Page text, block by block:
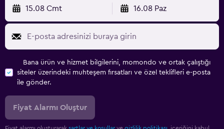
15.08 Cmt 16.08 Paz
Bana ürün ve hizmet bilgilerini, momondo ve ortak çalıştığı
siteler üzerindeki muhteşem fırsatları ve özel teklifleri e-posta
ile gönder.
Fiyat Alarmı Oluştur